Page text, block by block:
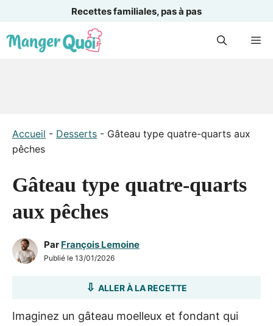
Recettes familiales, pas à pas
au
Accueil - Desserts - Gâteau type quatre-quarts aux
pêches
Gâteau type quatre-quarts
aux pêches
Par François Lemoine
Publié le 13/01/2026
ALLER À LA RECETTE
Imaginez un gâteau moelleux et fondant qui